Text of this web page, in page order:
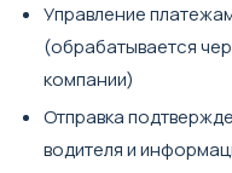
Управление
(обрабатывается
компании)
Отправка
водителя и